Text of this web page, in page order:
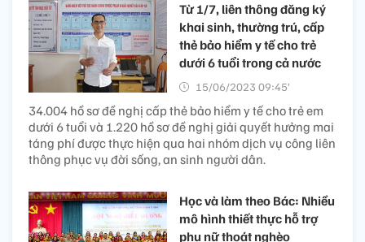
Từ 1/7, liên thông đăng ký
khai sinh, thường trú, cấp
thẻ bảo hiểm y tế cho trẻ
dưới 6 tuổi trong cả nước
15/06/2023 09:45’
34.004 hồ sơ đề nghị cấp thẻ bảo hiểm y tế cho trẻ em
dưới 6 tuổi và 1.220 hồ sơ đề nghị giải quyết hưởng mai
táng phí được thực hiện qua hai nhóm dịch vụ công liên
thông phục vụ đời sống, an sinh người dân.
Học và làm theo Bác: Nhiều
mô hình thiết thực hỗ trợ
phụ nữ thoát nghèo